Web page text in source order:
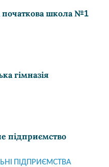
початкова школа №1
гімназія
підприємство
ПІДПРИЄМСТВА